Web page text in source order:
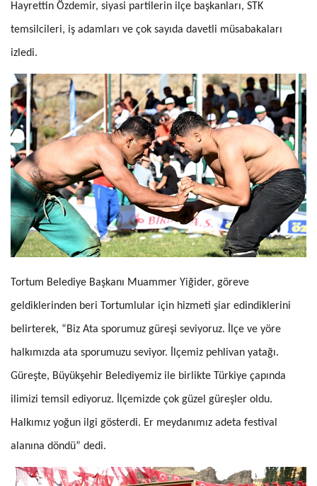
Hayrettin Özdemir, siyasi partilerin ilçe başkanları, STK
temsilcileri, iş adamları ve çok sayıda davetli müsabakaları
izledi.
Tortum Belediye Başkanı Muammer Yiğider, göreve
geldiklerinden beri Tortumlular için hizmeti şiar edindiklerini
belirterek, “Biz Ata sporumuz güreşi seviyoruz. İlçe ve yöre
halkımızda ata sporumuzu seviyor. İlçemiz pehlivan yatağı.
Güreşte, Büyükşehir Belediyemiz ile birlikte Türkiye çapında
ilimizi temsil ediyoruz. İlçemizde çok güzel güreşler oldu.
Halkımız yoğun ilgi gösterdi. Er meydanımız adeta festival
alanına döndü” dedi.